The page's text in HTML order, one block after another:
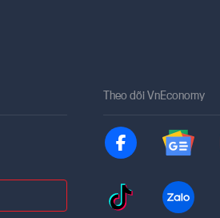
Theo dõi VnEconomy